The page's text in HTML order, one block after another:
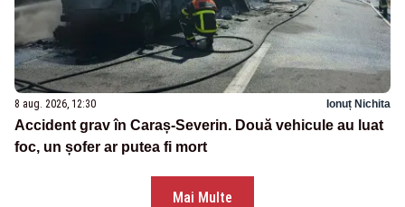
8 aug. 2026, 12:30 Ionuț Nichita
Accident grav în Caraș-Severin. Două vehicule au luat
foc, un șofer ar putea fi mort
Mai Multe